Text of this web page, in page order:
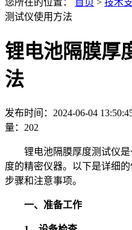
您所在的位置： 首页 > 技术
测试仪使用方法
锂电池隔膜厚
法
发布时间：2024-06-04
量： 202
锂电池隔膜厚度测试仪是
度的精密仪器。以下是详细
步骤和注意事项。
一、准备工作